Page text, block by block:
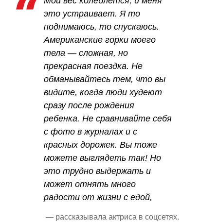
это устраивает. Я то
поднимаюсь, то спускаюсь.
Американские горки моего
тела — сложная, но
прекрасная поездка. Не
обманывайтесь тем, что вы
видите, когда люди худеют
сразу после рождения
ребенка. Не сравнивайте себя
с фото в журналах и с
красных дорожек. Вы тоже
можете выглядеть так! Но
это трудно выдержать и
может отнять много
радости от жизни с едой,
— рассказывала актриса в соцсетях.